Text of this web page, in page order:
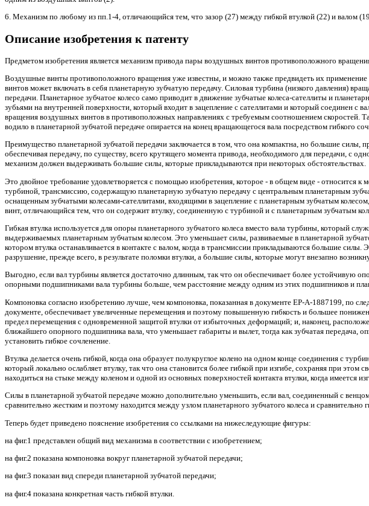
6. Механизм по любому из пп.1-4, отличающийся тем, что зазор (27) между гибкой втулкой (22) и валом
Описание изобретения к патенту
Предметом изобретения является механизм привода пары воздушных винтов противоположного
Воздушные винты противоположного вращения уже известны, и можно также предвидеть их
винтов может включать в себя планетарную зубчатую передачу. Силовая турбина (низкого давления)
передачи. Планетарное зубчатое колесо само приводит в движение зубчатые колеса-сателлиты и
зубьями на внутренней поверхности, который входит в зацепление с сателлитами и который соединен
вращения воздушных винтов в противоположных направлениях с требуемым соотношением скоростей.
водило в планетарной зубчатой передаче опирается на конец вращающегося вала посредством гибкого
Преимущество планетарной зубчатой передачи заключается в том, что она компактна, но большие
обеспечивая передачу, по существу, всего крутящего момента привода, необходимого для передачи, с
механизм должен выдерживать большие силы, которые прикладываются при некоторых обстоятельствах.
Это двойное требование удовлетворяется с помощью изобретения, которое - в общем виде -
турбиной, трансмиссию, содержащую планетарную зубчатую передачу с центральным планетарным
оснащенным зубчатыми колесами-сателлитами, входящими в зацепление с планетарным зубчатым
винт, отличающийся тем, что он содержит втулку, соединенную с турбиной и с планетарным зубчатым
Гибкая втулка используется для опоры планетарного зубчатого колеса вместо вала турбины, который
выдерживаемых планетарным зубчатым колесом. Это уменьшает силы, развиваемые в планетарной
котором втулка останавливается в контакте с валом, когда в трансмиссии прикладываются большие
разрушение, прежде всего, в результате поломки втулки, а большие силы, которые могут внезапно
Выгодно, если вал турбины является достаточно длинным, так что он обеспечивает более устойчивую
опорными подшипниками вала турбины больше, чем расстояние между одним из этих подшипников и
Компоновка согласно изобретению лучше, чем компоновка, показанная в документе EP-A-1887199, по
документе, обеспечивает увеличенные перемещения и поэтому повышенную гибкость и большее
предел перемещения с одновременной защитой втулки от избыточных деформаций; и, наконец,
ближайшего опорного подшипника вала, что уменьшает габариты и вылет, тогда как зубчатая
установить гибкое сочленение.
Втулка делается очень гибкой, когда она образует полукруглое колено на одном конце соединения с
который локально ослабляет втулку, так что она становится более гибкой при изгибе, сохраняя при
находиться на стыке между коленом и одной из основных поверхностей контакта втулки, когда имеется
Силы в планетарной зубчатой передаче можно дополнительно уменьшить, если вал, соединенный с
сравнительно жестким и поэтому находится между узлом планетарного зубчатого колеса и
Теперь будет приведено пояснение изобретения со ссылками на нижеследующие фигуры:
на фиг.1 представлен общий вид механизма в соответствии с изобретением;
на фиг.2 показана компоновка вокруг планетарной зубчатой передачи;
на фиг.3 показан вид спереди планетарной зубчатой передачи;
на фиг.4 показана конкретная часть гибкой втулки.